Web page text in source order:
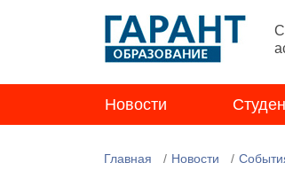
Новости
Главная Новости